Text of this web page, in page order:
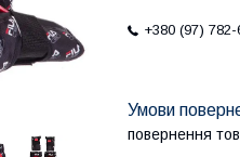
+380 (97) 782-
повернення